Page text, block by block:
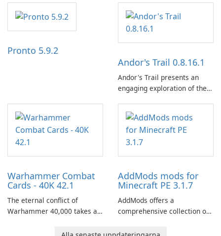
and a liberal outlook that
embraces diverse opinion.
Pronto 5.9.2
Andor's Trail 0.8.16.1
Andor's Trail presents an
engaging exploration of the
centered around the pursuit
of your brother, Andor,
through a quest-driven
narrative inspired by classic
Warhammer Combat
Cards - 40K 42.1
The eternal conflict of
Warhammer 40,000 takes a
Combat Cards - 40K, a card
AddMods mods for
Minecraft PE 3.1.7
AddMods offers a
comprehensive collection of
allowing you to enhance your